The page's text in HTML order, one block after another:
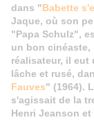
dans "Babette
Jaque, où son
"Papa Schulz",
un bon cinéaste,
réalisateur, il eut
lâche et rusé,
Fauves" (1964).
s'agissait de la
Henri Jeanson